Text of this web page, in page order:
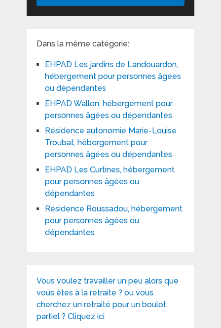
Dans la même catégorie:
EHPAD Les jardins de Landouardon,
hébergement pour personnes âgées
ou dépendantes
EHPAD Wallon, hébergement pour
personnes âgées ou dépendantes
Résidence autonomie Marie-Louise
Troubat, hébergement pour
personnes âgées ou dépendantes
EHPAD Les Curtines, hébergement
pour personnes âgées ou
dépendantes
Résidence Roussadou, hébergement
pour personnes âgées ou
dépendantes
Vous voulez travailler un peu alors que
vous êtes à la retraite ? ou vous
cherchez un retraité pour un boulot
partiel ? Cliquez ici